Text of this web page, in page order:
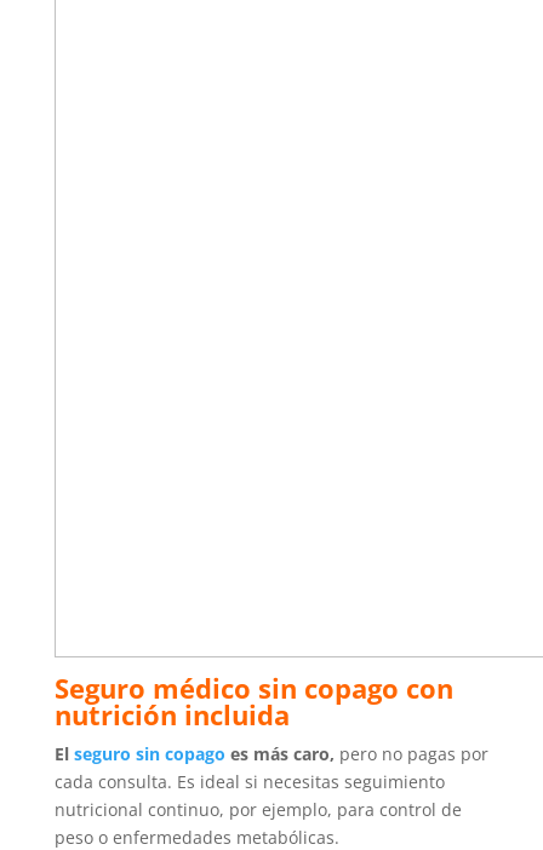
Seguro médico sin copago con
nutrición incluida
Elseguro sin copago es más caro, pero no pagas por
cada consulta. Es ideal si necesitas seguimiento
nutricional continuo, por ejemplo, para control de
peso o enfermedades metabólicas.